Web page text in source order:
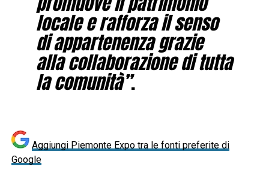
locale e rafforza il senso
di appartenenza grazie
alla collaborazione di tutta
la comunità”.
Aggiungi Piemonte Expo tra le fonti preferite di
Google